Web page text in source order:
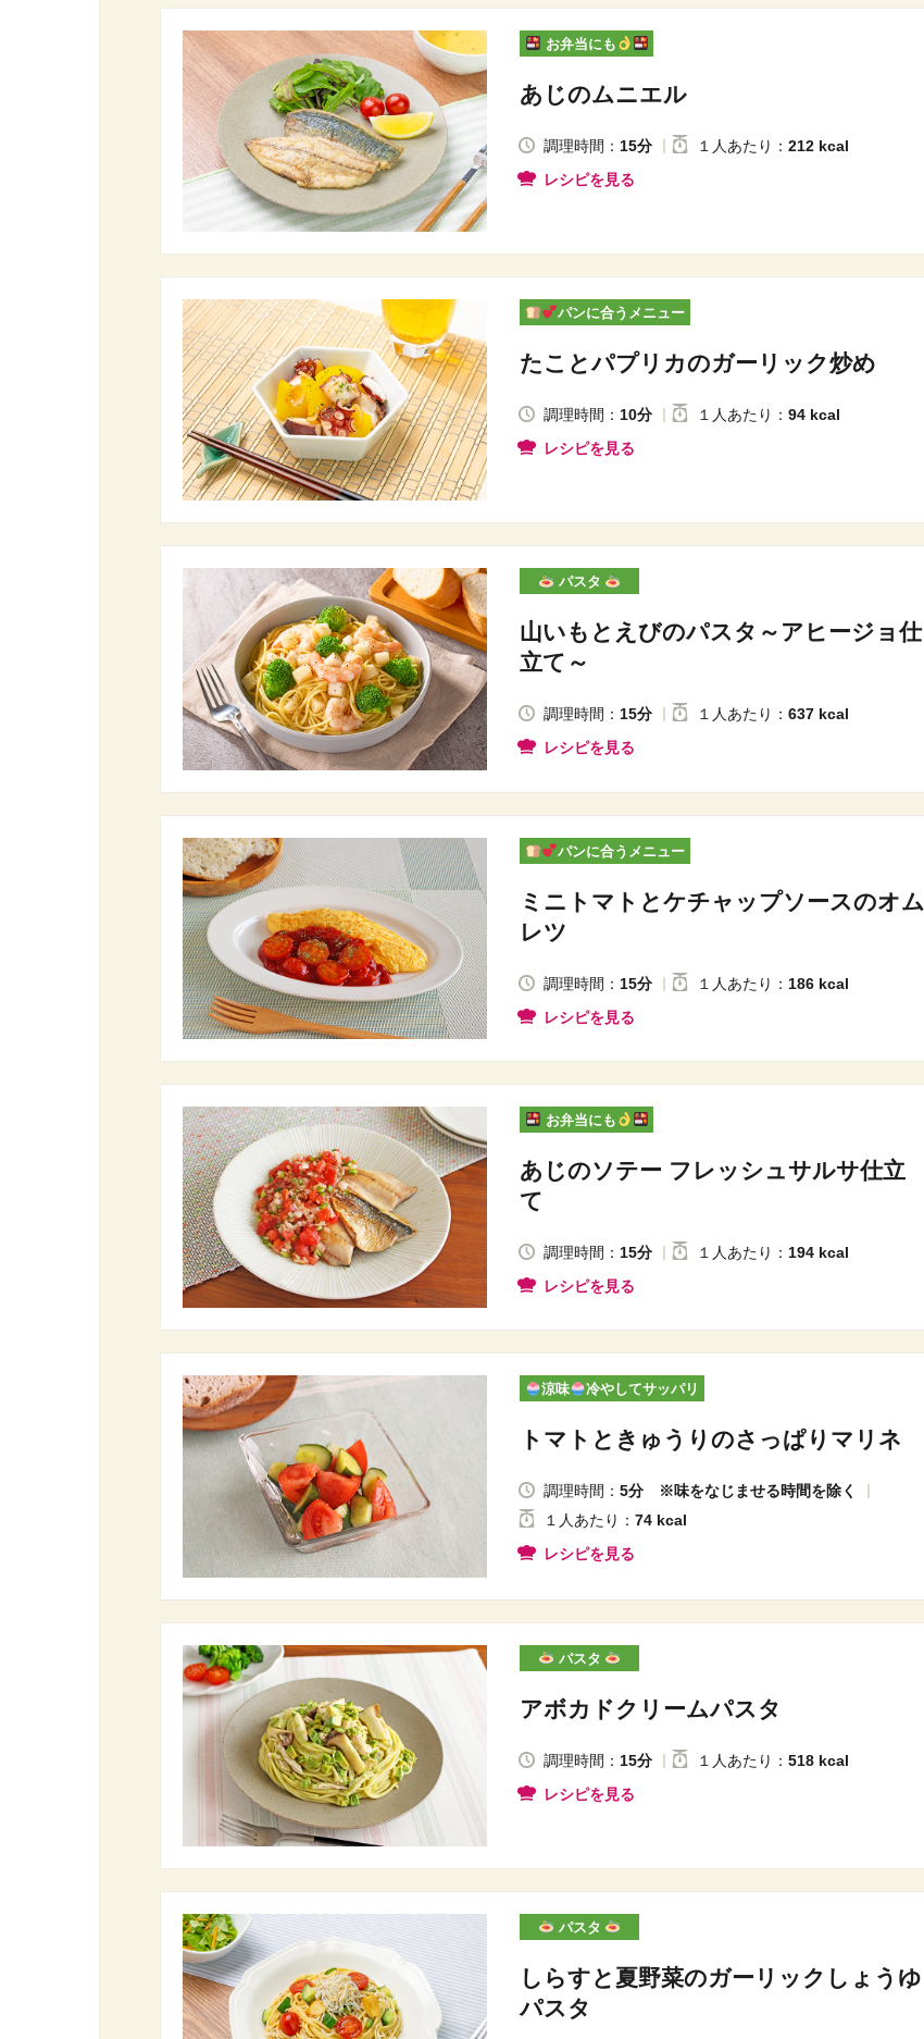
お弁当にも
あじのムニエル
調理時間： 15分 １人 あたり ： 212 kcal
レシピを見る
パンに合うメニュー
たことパプリカのガーリック炒め
調理時間： 10分 １人 あたり ： 94 kcal
レシピを見る
パスタ
山いもとえびのパスタ～アヒージョ仕
立て～
調理時間： 15分 １人あたり ： 637 kcal
レシピを見る
パンに合うメニュー
ミニトマトとケチャップソースのオム
レツ
調理時間： 15分 １人 あたり ： 186 kcal
レシピを見る
お弁当にも
あじのソテー フレッシュサルサ仕立
て
調理時間： 15分 １人 あたり ： 194 kcal
レシピを見る
涼味 冷やしてサッパリ
トマトときゅうりのさっぱりマリネ
調理時間： 5分 ※味をなじませる時間を除く
１人あたり ： 74 kcal
レシピを見る
パスタ
アボカドクリームパスタ
調理時間： 15分 １人 あたり ： 518 kcal
レシピを見る
パスタ
しらすと夏野菜のガーリックしょうゆ
パスタ